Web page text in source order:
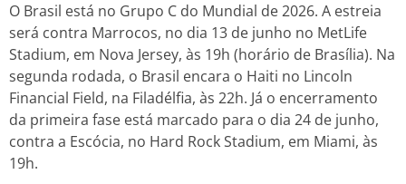
O Brasil está no Grupo C do Mundial de 2026. A estreia
será contra Marrocos, no dia 13 de junho no MetLife
Stadium, em Nova Jersey, às 19h (horário de Brasília). Na
segunda rodada, o Brasil encara o Haiti no Lincoln
Financial Field, na Filadélfia, às 22h. Já o encerramento
da primeira fase está marcado para o dia 24 de junho,
contra a Escócia, no Hard Rock Stadium, em Miami, às
19h.